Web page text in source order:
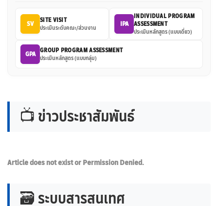
SV
SITE VISIT
ประเมินระดับคณะ/ส่วนงาน
IPA
INDIVIDUAL PROGRAM
ASSESSMENT
ประเมินหลักสูตร (แบบเดี่ยว)
GPA GROUP PROGRAM ASSESSMENT
ประเมินหลักสูตร (แบบกลุ่ม)
📺 ข่าวประชาสัมพันธ์
Article does not exist or Permission Denied.
🗃️ ระบบสารสนเทศ